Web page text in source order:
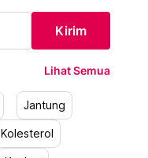
Kirim
Lihat Semua
Jantung
Kolesterol